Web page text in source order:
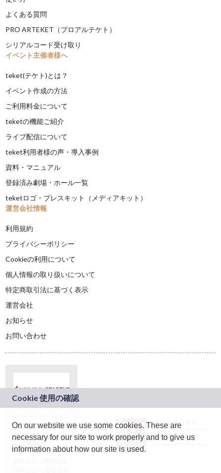
よくある質問
PRO ARTEKET（プロアルテケト）
シリアルコード受け取り
イベント主催者様へ
teket(テケト)とは？
イベント作成の方法
ご利用料金について
teketの機能ご紹介
ライブ配信について
teket利用者様の声・導入事例
資料・マニュアル
登録済み劇場・ホール一覧
teketロゴ・プレスキット（メディアキット）
運営会社情報
利用規約
プライバシーポリシー
Cookieの利用について
個人情報の取り扱いについて
特定商取引法に基づく表示
運営会社
お知らせ
お問い合わせ
ドコモグループの新
規事業創出プログラ
ム「docomo
STARTUP」を通じて
JASRAC許諾番号：
9024936001Y45037
JASRAC許諾番号：
On our website we use some cookies. These are
necessary for our site to work properly and to give us
information about how our site is used.